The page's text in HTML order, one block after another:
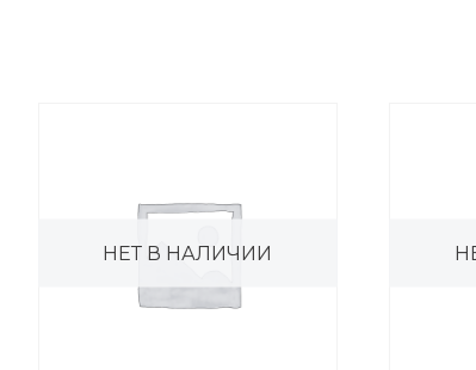
НЕТ В НАЛИЧИИ